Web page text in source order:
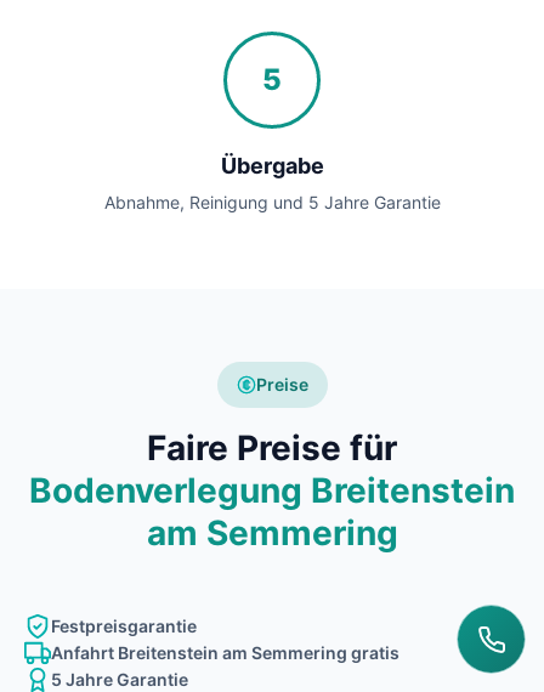
5
Übergabe
Abnahme, Reinigung und 5 Jahre Garantie
Preise
Faire Preise für
Bodenverlegung Breitenstein
am Semmering
Festpreisgarantie
Anfahrt Breitenstein am Semmering gratis
5 Jahre Garantie